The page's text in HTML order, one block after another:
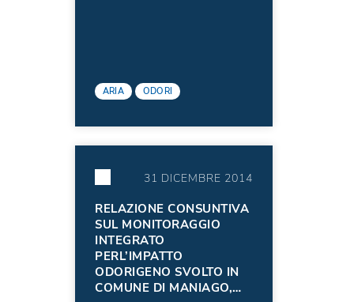
ARIA ODORI
31 DICEMBRE 2014
RELAZIONE CONSUNTIVA
SUL MONITORAGGIO
INTEGRATO
PERL’IMPATTO
ODORIGENO SVOLTO IN
COMUNE DI MANIAGO,